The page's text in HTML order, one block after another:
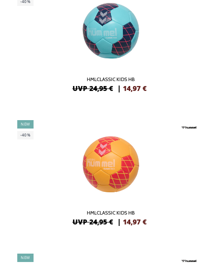
-40%
HMLCLASSIC KIDS HB
UVP 24,95 € | 14,97 €
NEW
-40%
HMLCLASSIC KIDS HB
UVP 24,95 € | 14,97 €
NEW